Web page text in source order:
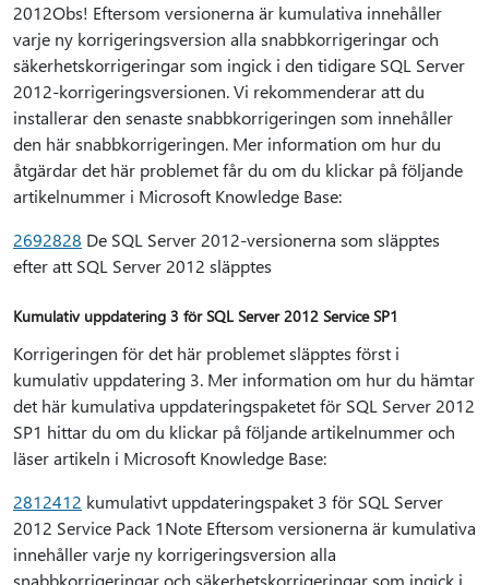
2012Obs! Eftersom versionerna är kumulativa innehåller
varje ny korrigeringsversion alla snabbkorrigeringar och
säkerhetskorrigeringar som ingick i den tidigare SQL Server
2012-korrigeringsversionen. Vi rekommenderar att du
installerar den senaste snabbkorrigeringen som innehåller
den här snabbkorrigeringen. Mer information om hur du
åtgärdar det här problemet får du om du klickar på följande
artikelnummer i Microsoft Knowledge Base:
2692828 De SQL Server 2012-versionerna som släpptes
efter att SQL Server 2012 släpptes
Kumulativ uppdatering 3 för SQL Server 2012 Service SP1
Korrigeringen för det här problemet släpptes först i
kumulativ uppdatering 3. Mer information om hur du hämtar
det här kumulativa uppdateringspaketet för SQL Server 2012
SP1 hittar du om du klickar på följande artikelnummer och
läser artikeln i Microsoft Knowledge Base:
2812412 kumulativt uppdateringspaket 3 för SQL Server
2012 Service Pack 1Note Eftersom versionerna är kumulativa
innehåller varje ny korrigeringsversion alla
snabbkorrigeringar och säkerhetskorrigeringar som ingick i